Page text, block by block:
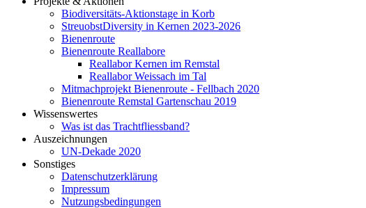
Biodiversitäts-Aktionstage in Korb
StreuobstDiversity in Kernen 2023-2026
Bienenroute
Bienenroute Reallabore
Reallabor Kernen im Remstal
Reallabor Weissach im Tal
Mitmachprojekt Bienenroute - Fellbach 2020
Bienenroute Remstal Gartenschau 2019
Wissenswertes
Was ist das Trachtfliessband?
Auszeichnungen
UN-Dekade 2020
Sonstiges
Datenschutzerklärung
Impressum
Nutzungsbedingungen